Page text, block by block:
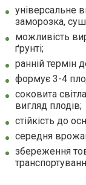
універсальне
заморозка,
можливість
ґрунті;
ранній термін
формує 3-4
соковита
вигляд плодів;
стійкість до
середня
збереження